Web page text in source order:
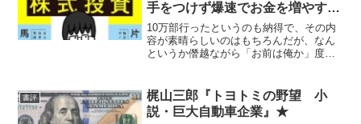
手をつけず爆速でお金を増やす４
つの投資法』★★★★★
10万部行ったというのも納得で、その内
容が素晴らしいのはもちろんだが、なん
というか僭越ながら「お前は俺か」度が
法・考え方・失敗法から見始めたとか、
損切り率を-8%に置くと...
書評
梶山三郎『トヨトミの野望 小
説・巨大自動車企業』★